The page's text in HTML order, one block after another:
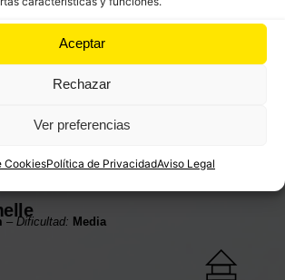
Aceptar
Rechazar
Ver preferencias
CookiesPolítica de PrivacidadAviso Legal
– Dificultad: Media